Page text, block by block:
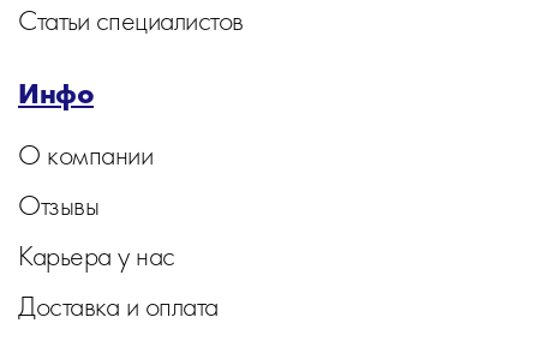
Статьи специалистов
Инфо
О компании
Отзывы
Карьера у нас
Доставка и оплата